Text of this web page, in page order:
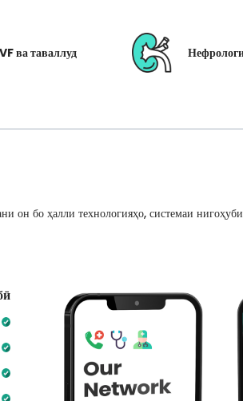
ва таваллуд
он бо ҳалли технологияҳо, системаи